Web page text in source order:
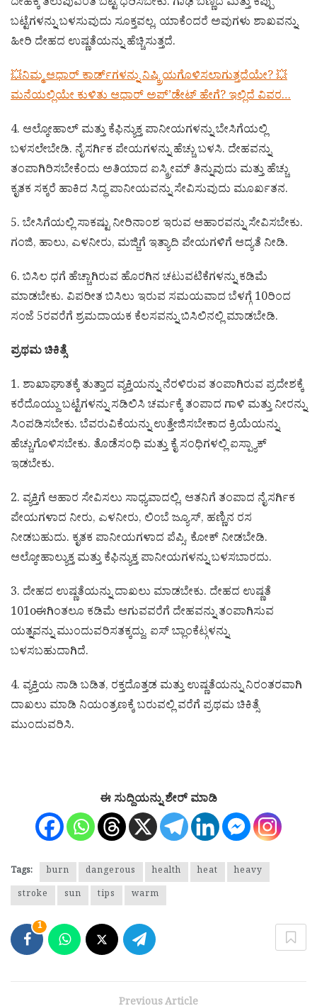
ದೇಹಕ್ಕೆ ತಲುಪುವಂತೆ ಬಟ್ಟೆ ಧರಿಸಬೇಕು. ಗಾಢ ಬಣ್ಣದ ಮತ್ತು ಕಪ್ಪು
ಬಟ್ಟೆಗಳನ್ನು ಬಳಸುವುದು ಸೂಕ್ತವಲ್ಲ, ಯಾಕೆಂದರೆ ಅವುಗಳು ಶಾಖವನ್ನು
ಹೀರಿ ದೇಹದ ಉಷ್ಣತೆಯನ್ನು ಹೆಚ್ಚಿಸುತ್ತದೆ.
💥ನಿಮ್ಮ ಆಧಾರ್ ಕಾರ್ಡ್‌ಗಳನ್ನು ನಿಷ್ಕ್ರಿಯಗೊಳಿಸಲಾಗುತ್ತದೆಯೇ? 💥
ಮನೆಯಲ್ಲಿಯೇ ಕುಳಿತು ಆಧಾರ್ ಅಪ್’ಡೇಟ್ ಹೇಗೆ? ಇಲ್ಲಿದೆ ವಿವರ…
4. ಆಲ್ಕೋಹಾಲ್ ಮತ್ತು ಕೆಫಿನ್ಯುಕ್ತ ಪಾನೀಯಗಳನ್ನು ಬೇಸಿಗೆಯಲ್ಲಿ
ಬಳಸಲೇಬೇಡಿ. ನೈಸರ್ಗಿಕ ಪೇಯಗಳನ್ನು ಹೆಚ್ಚು ಬಳಸಿ. ದೇಹವನ್ನು
ತಂಪಾಗಿರಿಸಬೇಕೆಂದು ಅತಿಯಾದ ಐಸ್ಕ್ರೀಮ್ ತಿನ್ನುವುದು ಮತ್ತು ಹೆಚ್ಚು
ಕೃತಕ ಸಕ್ಕರೆ ಹಾಕಿದ ಸಿದ್ಧ ಪಾನೀಯವನ್ನು ಸೇವಿಸುವುದು ಮೂರ್ಖತನ.
5. ಬೇಸಿಗೆಯಲ್ಲಿ ಸಾಕಷ್ಟು ನೀರಿನಾಂಶ ಇರುವ ಆಹಾರವನ್ನು ಸೇವಿಸಬೇಕು.
ಗಂಜಿ, ಹಾಲು, ಎಳನೀರು, ಮಜ್ಜಿಗೆ ಇತ್ಯಾದಿ ಪೇಯಗಳಿಗೆ ಆದ್ಯತೆ ನೀಡಿ.
6. ಬಿಸಿಲ ಧಗೆ ಹೆಚ್ಚಾಗಿರುವ ಹೊರಗಿನ ಚಟುವಟಿಕೆಗಳನ್ನು ಕಡಿಮೆ
ಮಾಡಬೇಕು. ವಿಪರೀತ ಬಿಸಿಲು ಇರುವ ಸಮಯವಾದ ಬೆಳಗ್ಗೆ 10ರಿಂದ
ಸಂಜೆ 5ರವರೆಗೆ ಶ್ರಮದಾಯಕ ಕೆಲಸವನ್ನು ಬಿಸಿಲಿನಲ್ಲಿ ಮಾಡಬೇಡಿ.
ಪ್ರಥಮ ಚಿಕಿತ್ಸೆ
1. ಶಾಖಾಘಾತಕ್ಕೆ ತುತ್ತಾದ ವ್ಯಕ್ತಿಯನ್ನು ನೆರಳಿರುವ ತಂಪಾಗಿರುವ ಪ್ರದೇಶಕ್ಕೆ
ಕರೆದೊಯ್ದು ಬಟ್ಟೆಗಳನ್ನು ಸಡಿಲಿಸಿ ಚರ್ಮಕ್ಕೆ ತಂಪಾದ ಗಾಳಿ ಮತ್ತು ನೀರನ್ನು
ಸಿಂಪಡಿಸಬೇಕು. ಬೆವರುವಿಕೆಯನ್ನು ಉತ್ತೇಜಿಸಬೇಕಾದ ಕ್ರಿಯೆಯನ್ನು
ಹೆಚ್ಚುಗೊಳಿಸಬೇಕು. ತೊಡೆಸಂಧಿ ಮತ್ತು ಕೈ ಸಂಧಿಗಳಲ್ಲಿ ಐಸ್ಪ್ಯಾಕ್
ಇಡಬೇಕು.
2. ವ್ಯಕ್ತಿಗೆ ಆಹಾರ ಸೇವಿಸಲು ಸಾಧ್ಯವಾದಲ್ಲಿ, ಆತನಿಗೆ ತಂಪಾದ ನೈಸರ್ಗಿಕ
ಪೇಯಗಳಾದ ನೀರು, ಎಳನೀರು, ಲಿಂಬೆ ಜ್ಯೂಸ್, ಹಣ್ಣಿನ ರಸ
ನೀಡಬಹುದು. ಕೃತಕ ಪಾನೀಯಗಳಾದ ಪೆಪ್ಸಿ, ಕೋಕ್ ನೀಡಬೇಡಿ.
ಆಲ್ಕೋಹಾಲ್ಯುಕ್ತ ಮತ್ತು ಕೆಫಿನ್ಯುಕ್ತ ಪಾನೀಯಗಳನ್ನು ಬಳಸಬಾರದು.
3. ದೇಹದ ಉಷ್ಣತೆಯನ್ನು ದಾಖಲು ಮಾಡಬೇಕು. ದೇಹದ ಉಷ್ಣತೆ
101oಈಗಿಂತಲೂ ಕಡಿಮೆ ಆಗುವವರೆಗೆ ದೇಹವನ್ನು ತಂಪಾಗಿಸುವ
ಯತ್ನವನ್ನು ಮುಂದುವರಿಸತಕ್ಕದ್ದು, ಐಸ್ ಬ್ಲಾಂಕೆಟ್ಗಳನ್ನು
ಬಳಸಬಹುದಾಗಿದೆ.
4. ವ್ಯಕ್ತಿಯ ನಾಡಿ ಬಡಿತ, ರಕ್ತದೊತ್ತಡ ಮತ್ತು ಉಷ್ಣತೆಯನ್ನು ನಿರಂತರವಾಗಿ
ದಾಖಲು ಮಾಡಿ ನಿಯಂತ್ರಣಕ್ಕೆ ಬರುವಲ್ಲಿ ವರೆಗೆ ಪ್ರಥಮ ಚಿಕಿತ್ಸೆ
ಮುಂದುವರಿಸಿ.
ಈ ಸುದ್ದಿಯನ್ನು ಶೇರ್ ಮಾಡಿ
Tags: burn dangerous health heat
heavy
stroke
sun tips warm
1